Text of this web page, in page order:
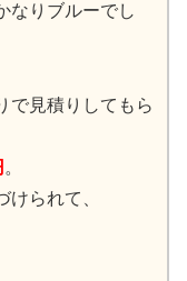
なりブルーでし
で見積りしてもら
。
けられて、